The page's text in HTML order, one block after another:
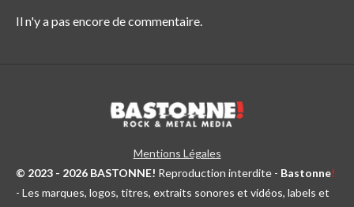
Il n'y a pas encore de commentaire.
Mentions Légales
© 2023 - 2026 BASTONNE! Reproduction interdite - Bastonne!
- Les marques, logos, titres, extraits sonores et vidéos, labels et